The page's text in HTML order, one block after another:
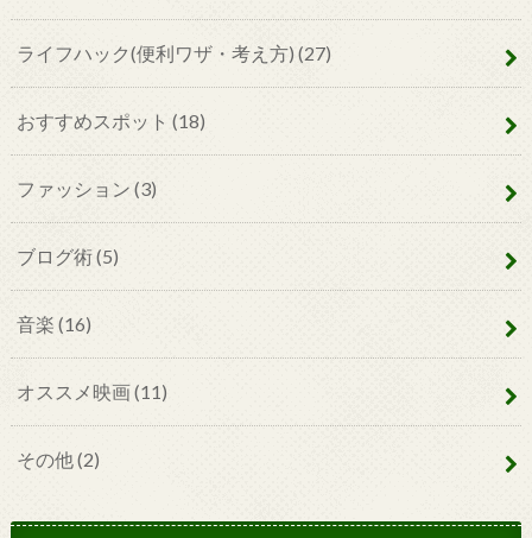
ライフハック(便利ワザ・考え方) (27)
おすすめスポット (18)
ファッション (3)
ブログ術(5)
音楽 (16)
オススメ映画(11)
その他 (2)